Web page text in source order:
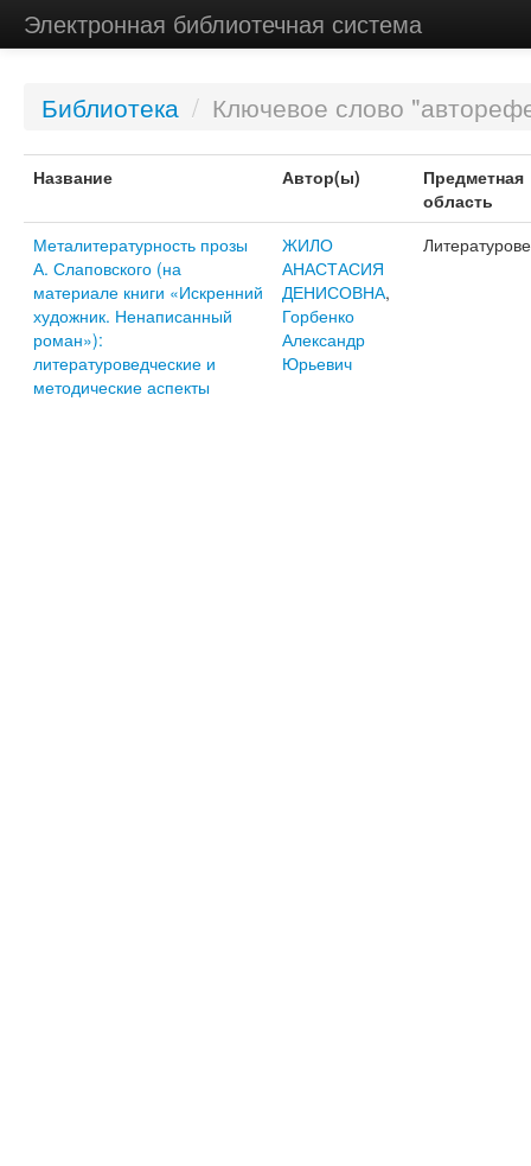
Электронная библиотечная система
Библиотека / Ключевое слово
Название Автор(ы)
Предметная
область
Металитературность прозы
А. Слаповского (на
материале книги «Искренний
художник. Ненаписанный
роман»):
литературоведческие и
методические аспекты
ЖИЛО
АНАСТАСИЯ
ДЕНИСОВНА,
Горбенко
Александр
Юрьевич